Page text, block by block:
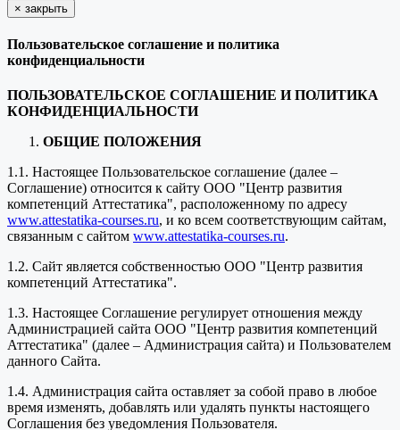
× закрыть
Пользовательское соглашение и политика
конфиденциальности
ПОЛЬЗОВАТЕЛЬСКОЕ СОГЛАШЕНИЕ И ПОЛИТИКА
КОНФИДЕНЦИАЛЬНОСТИ
ОБЩИЕ ПОЛОЖЕНИЯ
1.1. Настоящее Пользовательское соглашение (далее –
Соглашение) относится к сайту ООО "Центр развития
компетенций Аттестатика", расположенному по адресу
www.attestatika-courses.ru, и ко всем соответствующим сайтам,
связанным с сайтом www.attestatika-courses.ru.
1.2. Сайт является собственностью ООО "Центр развития
компетенций Аттестатика".
1.3. Настоящее Соглашение регулирует отношения между
Администрацией сайта ООО "Центр развития компетенций
Аттестатика" (далее – Администрация сайта) и Пользователем
данного Сайта.
1.4. Администрация сайта оставляет за собой право в любое
время изменять, добавлять или удалять пункты настоящего
Соглашения без уведомления Пользователя.